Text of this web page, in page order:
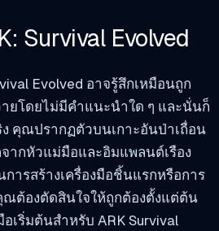
Survival Evolved
Evolved อาจรู้สึกเหมือนถูก
ยโดยไม่มีคำแนะนำใด ๆ และนั่นก็
ง คุณปรากฏตัวบนเกาะอันป่าเถื่อน
ากหัวแม่มือและอิมแพลนต์เรือง
ารสร้างเครื่องมือชิ้นแรกหรือการ
ณต้องตัดสินใจให้ถูกต้องตั้งแต่ต้น
เริ่มต้นสำหรับ ARK Survival